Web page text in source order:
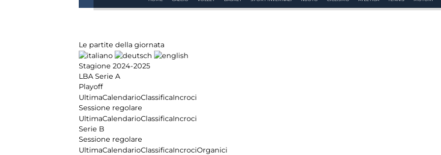
Le partite della giornata
Stagione 2024-2025
LBA Serie A
Playoff
UltimaCalendarioClassificaIncroci
Sessione regolare
UltimaCalendarioClassificaIncroci
Serie B
Sessione regolare
UltimaCalendarioClassificaIncrociOrganici